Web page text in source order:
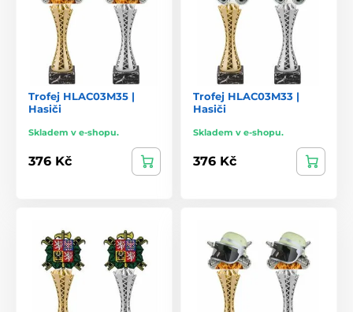
Trofej HLAC03M35 |
Hasiči
Skladem v e-shopu.
376 Kč
Trofej HLAC03M33 |
Hasiči
Skladem v e-shopu.
376 Kč